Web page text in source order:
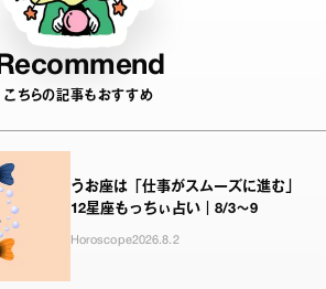
Recommend
こちらの記事もおすすめ
うお座は「仕事がスムーズに進む」
12星座もっちぃ占い｜8/3～9
Horoscope2026.8.2